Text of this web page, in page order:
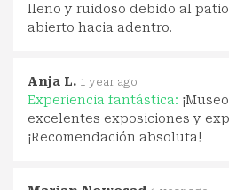
lleno y ruidoso debido al
abierto hacia adentro.
Anja L. 1 year ago
Experiencia fantástica:
excelentes exposiciones y
¡Recomendación absoluta!